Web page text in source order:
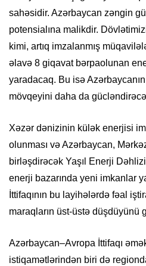
sahəsidir. Azərbaycan zəngin
potensialına malikdir.
kimi, artıq imzalanmış
əlavə 8 giqavat bərpaolunan
yaradacaq. Bu isə
mövqeyini daha da
Xəzər dənizinin külək enerjisi
olunması və Azərbaycan,
birləşdirəcək Yaşıl Enerji
enerji bazarında yeni imkanlar
İttifaqının bu layihələrdə fəal
maraqların üst-üstə düşdüyünü
Azərbaycan–Avropa İttifaqı
istiqamətlərindən biri də